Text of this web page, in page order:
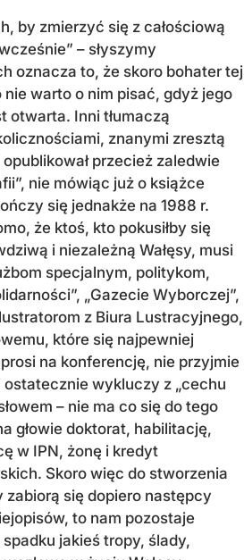
by zmierzyć się z całościową
– słyszymy
oznacza to, że skoro bohater tej
warto o nim pisać, gdyż jego
otwarta. Inni tłumaczą
znanymi zresztą
przecież zaledwie
nie mówiąc już o książce
się jednakże na 1988 r.
że ktoś, kto pokusiłby się
i niezależną Wałęsy, musi
specjalnym, politykom,
„Gazecie Wyborczej”,
z Biura Lustracyjnego,
które się najpewniej
na konferencję, nie przyjmie
ostatecznie wykluczy z „cechu
– nie ma co się do tego
głowie doktorat, habilitację,
w IPN, żonę i kredyt
Skoro więc do stworzenia
zabiorą się dopiero następcy
to nam pozostaje
jakieś tropy, ślady,